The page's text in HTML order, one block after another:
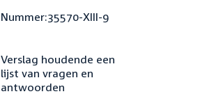
Nummer:35570-XIII-9
Verslag houdende een
lijst van vragen en
antwoorden